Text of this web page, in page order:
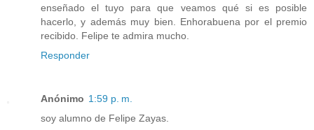
enseñado el tuyo para que veamos qué si es posible
hacerlo, y además muy bien. Enhorabuena por el premio
recibido. Felipe te admira mucho.
Responder
Anónimo 1:59 p. m.
soy alumno de Felipe Zayas.